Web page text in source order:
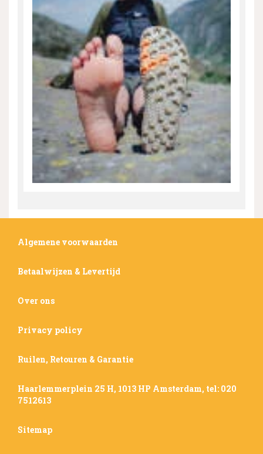
Algemene voorwaarden
Betaalwijzen & Levertijd
Over ons
Privacy policy
Ruilen, Retouren & Garantie
Haarlemmerplein 25 H, 1013 HP Amsterdam, tel: 020
7512613
Sitemap